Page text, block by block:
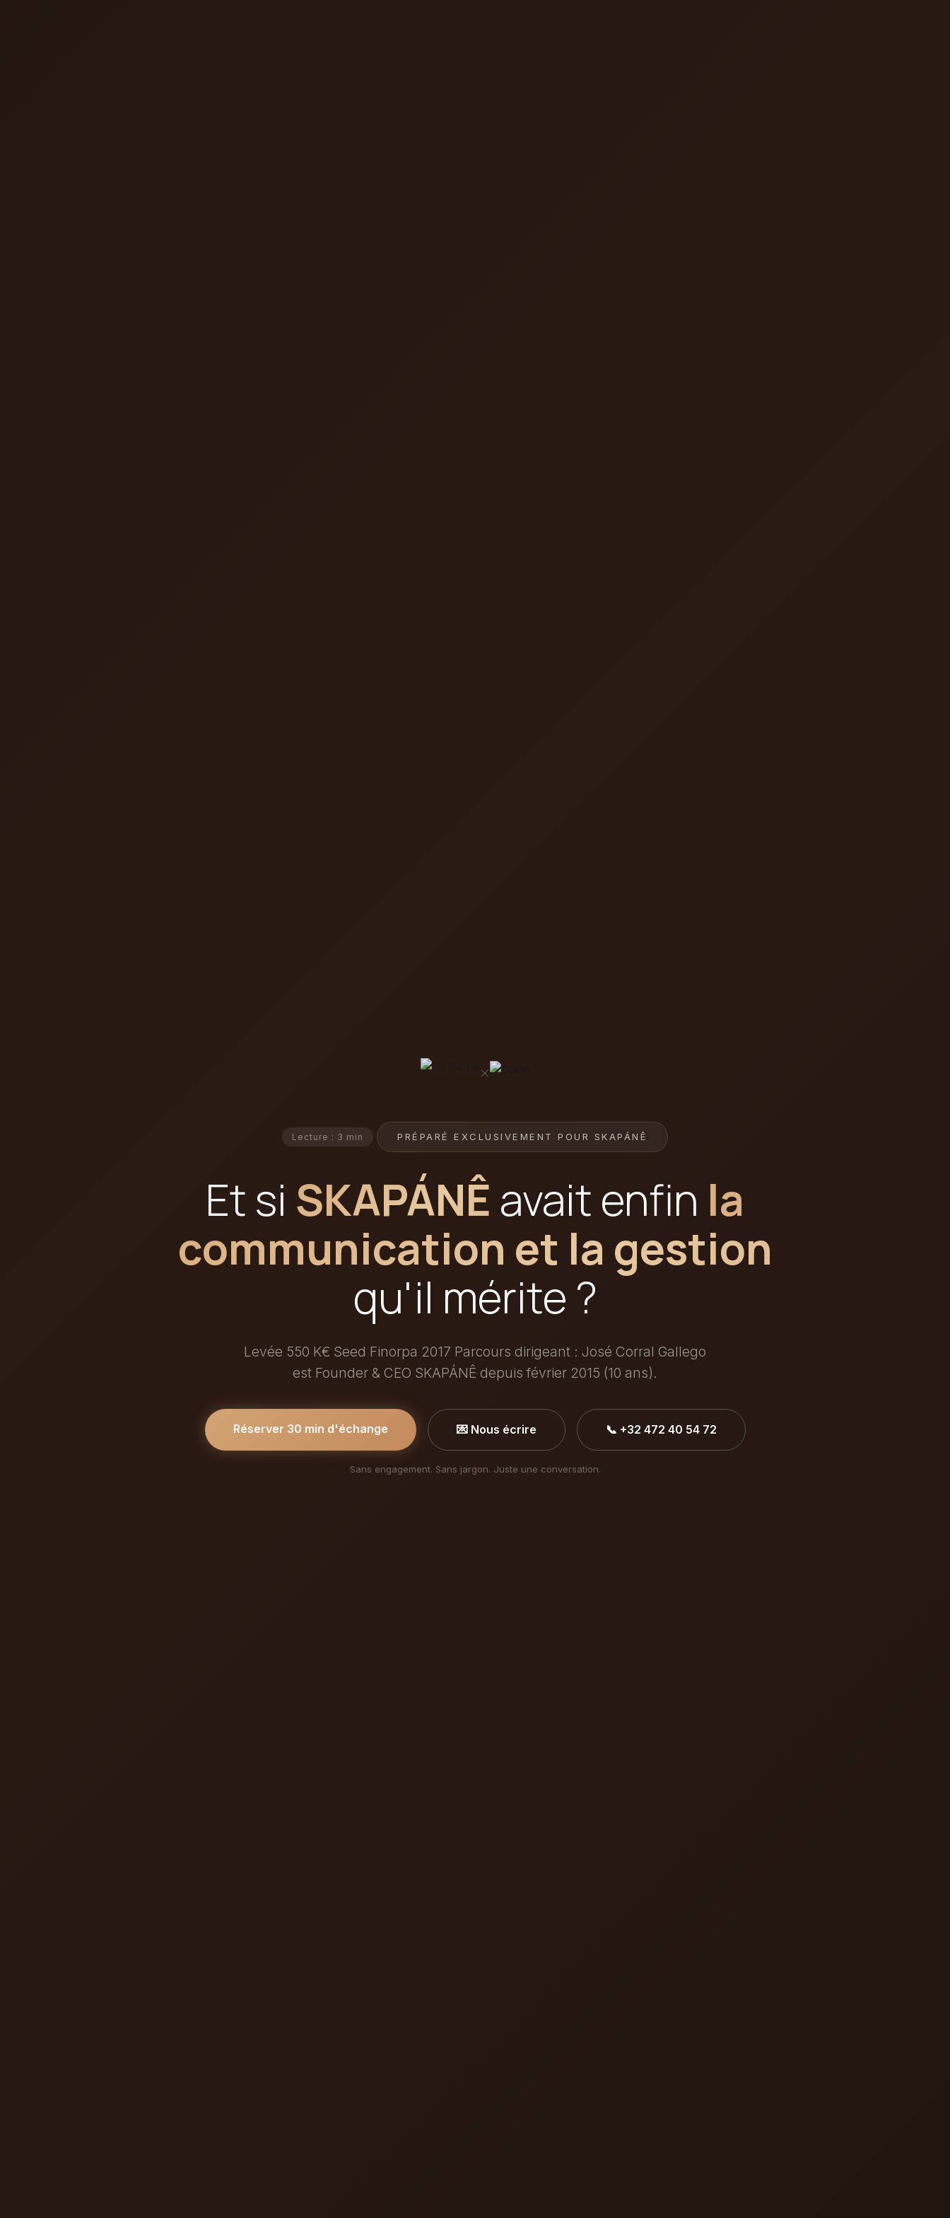
×
Lecture : 3 min PRÉPARÉ EXCLUSIVEMENT POUR SKAPÁNÊ
Et si SKAPÁNÊ avait enfin la
communication et la gestion
qu'il mérite ?
Levée 550 K€ Seed Finorpa 2017 Parcours dirigeant : José Corral Gallego
est Founder & CEO SKAPÁNÊ depuis février 2015 (10 ans).
Réserver 30 min d'échange 💌 Nous écrire 📞 +32 472 40 54 72
Sans engagement. Sans jargon. Juste une conversation.